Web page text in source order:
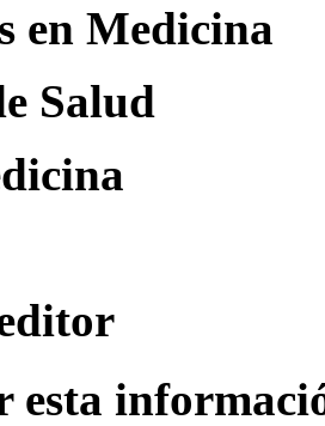
en Medicina
Salud
esta